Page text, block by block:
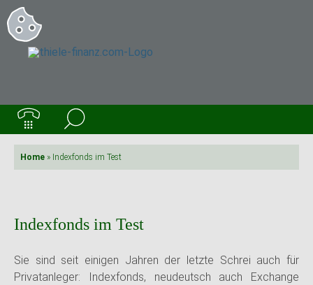
Home » Indexfonds im Test
Indexfonds im Test
Sie sind seit einigen Jahren der letzte Schrei auch für
Privatanleger: Indexfonds, neudeutsch auch Exchange